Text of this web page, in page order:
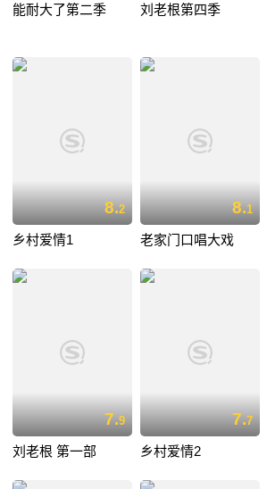
能耐大了第二季 刘老根第四季
8.2
乡村爱情1
8.1
老家门口唱大戏
7.9
刘老根 第一部
7.7
乡村爱情2